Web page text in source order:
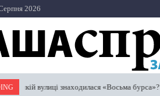
2026
вулиці знаходилася «Восьма бурса»?